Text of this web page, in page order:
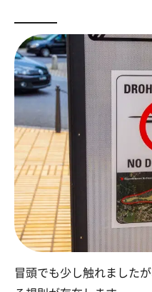
冒頭でも少し触れました